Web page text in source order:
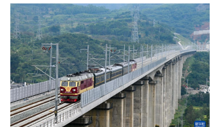
陕西 甘肃 青海 宁夏
新疆 内蒙古 黑龙江
多语种频道
English Español Français عربى
Русский язык 日本語 한국어